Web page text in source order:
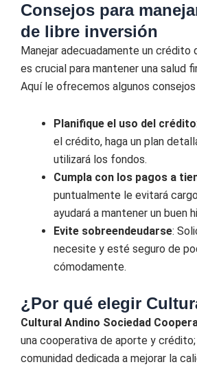
Consejos para
de libre inversión
Manejar adecuadamente un crédito
es crucial para mantener una salud
Aquí le ofrecemos algunos
Planifique el uso del crédito
el crédito, haga un plan
utilizará los fondos.
Cumpla con los pagos a
puntualmente le evitará
ayudará a mantener un buen
Evite sobreendeudarse:
necesite y esté seguro de
cómodamente.
¿Por qué elegir
Cultural Andino Sociedad
una cooperativa de aporte y
comunidad dedicada a mejorar la